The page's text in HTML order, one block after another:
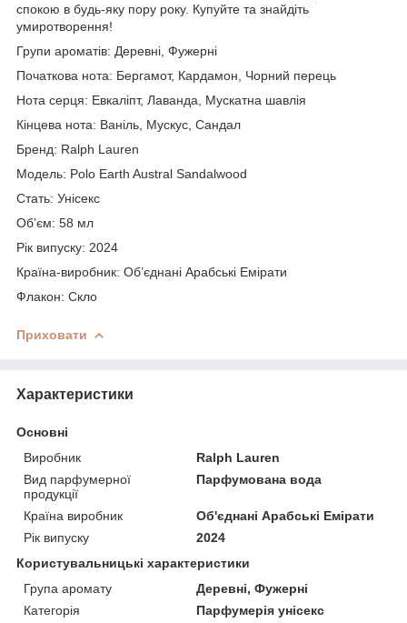
спокою в будь-яку пору року. Купуйте та знайдіть
умиротворення!
Групи ароматів: Деревні, Фужерні
Початкова нота: Бергамот, Кардамон, Чорний перець
Нота серця: Евкаліпт, Лаванда, Мускатна шавлія
Кінцева нота: Ваніль, Мускус, Сандал
Бренд: Ralph Lauren
Модель: Polo Earth Austral Sandalwood
Стать: Унісекс
Об’єм: 58 мл
Рік випуску: 2024
Країна-виробник: Об’єднані Арабські Емірати
Флакон: Скло
Приховати
Характеристики
Основні
Виробник
Ralph Lauren
Вид парфумерної
продукції
Парфумована вода
Країна виробник
Об'єднані Арабські Емірати
Рік випуску
2024
Користувальницькі характеристики
Група аромату
Деревні, Фужерні
Категорія
Парфумерія унісекс